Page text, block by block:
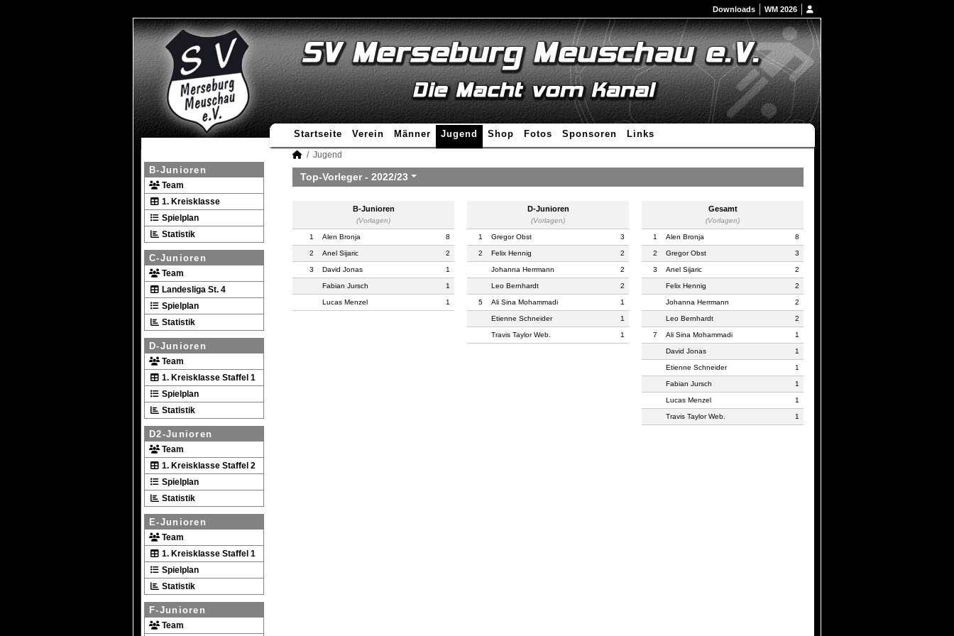
Downloads WM 2026
Startseite Verein Männer Jugend Shop Fotos Sponsoren Links
B-Junioren
Team
1. Kreisklasse
Spielplan
Statistik
C-Junioren
Team
Landesliga St. 4
Spielplan
Statistik
D-Junioren
Team
1. Kreisklasse Staffel 1
Spielplan
Statistik
D2-Junioren
Team
1. Kreisklasse Staffel 2
Spielplan
Statistik
E-Junioren
Team
1. Kreisklasse Staffel 1
Spielplan
Statistik
F-Junioren
Team
Jugend
Top-Vorleger - 2022/23
B-Junioren
(Vorlagen)
1 Alen Bronja 8
2 Anel Sijaric 2
3 David Jonas 1
Fabian Jursch 1
Lucas Menzel 1
D-Junioren
(Vorlagen)
1 Gregor Obst 3
2 Felix Hennig 2
Johanna Herrmann 2
Leo Bernhardt 2
5 Ali Sina Mohammadi 1
Etienne Schneider 1
Travis Taylor Web. 1
Gesamt
(Vorlagen)
1 Alen Bronja 8
2 Gregor Obst 3
3 Anel Sijaric 2
Felix Hennig 2
Johanna Herrmann 2
Leo Bernhardt 2
7 Ali Sina Mohammadi 1
David Jonas 1
Etienne Schneider 1
Fabian Jursch 1
Lucas Menzel 1
Travis Taylor Web. 1